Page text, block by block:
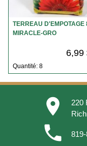
TERREAU D'EMPOTAGE
MIRACLE-GRO
6,99
Quantité: 8
place
220
phone